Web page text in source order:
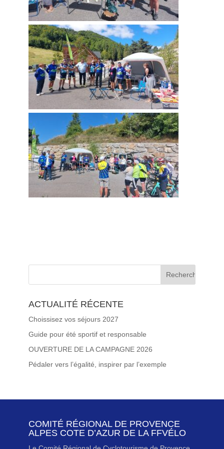
ACTUALITÉ RÉCENTE
Choissisez vos séjours 2027
Guide pour été sportif et responsable
OUVERTURE DE LA CAMPAGNE 2026
Pédaler vers l’égalité, inspirer par l’exemple
COMITÉ RÉGIONAL DE PROVENCE
ALPES COTE D’AZUR DE LA FFVÉLO